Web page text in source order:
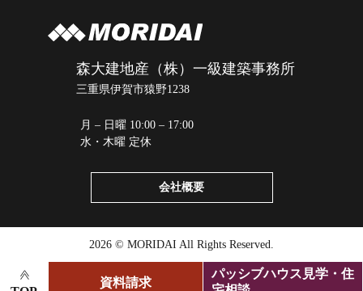
資料請求
パッシブハウス見学・住
森大建地産（株）一級建築事務所
三重県伊賀市猿野1238
月 – 日曜 10:00 – 17:00
水・木曜 定休
会社概要
2026 © MORIDAI All Rights Reserved.